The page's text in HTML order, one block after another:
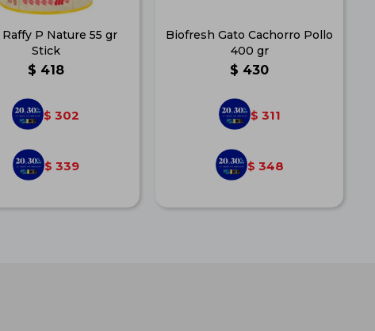
Raffy P Nature 55 gr
Stick
$ 418
$ 302
$ 339
Biofresh Gato Cachorro Pollo
400 gr
$ 430
$ 311
$ 348